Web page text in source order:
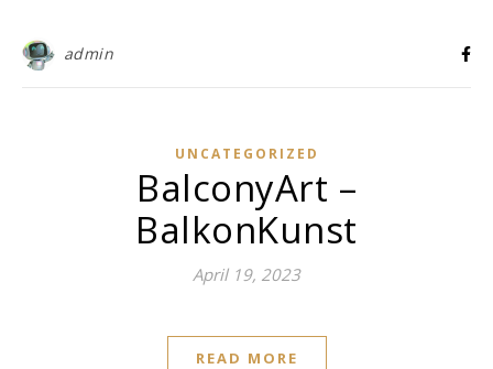
admin
UNCATEGORIZED
BalconyArt –
BalkonKunst
April 19, 2023
READ MORE